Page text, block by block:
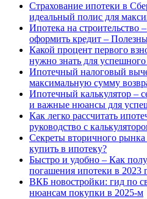
Страхование ипотеки в
идеальный полис для
Ипотека на строительство
оформить кредит –
Какой процент первого
нужно знать для успешного
Ипотечный налоговый
максимальную сумму
Ипотечный калькулятор –
и важные нюансы для
Как легко рассчитать
руководство с
Секреты вторичного рынка
купить в ипотеку?
Быстро и удобно – Как
погашения ипотеки в 2023
ВКБ новостройки: гид по
нюансам покупки в 2025-м